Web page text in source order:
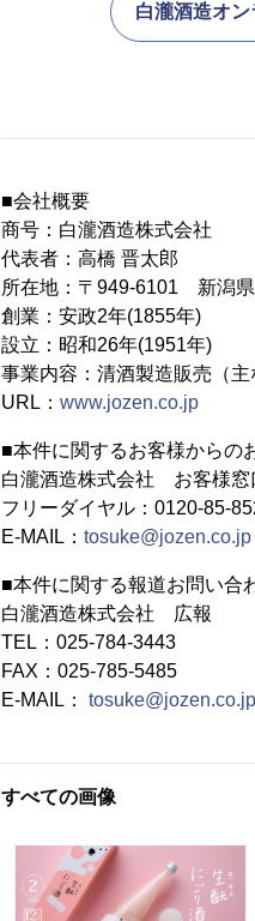
白瀧酒造オ
■会社概要
商号：白瀧酒造株式会社
代表者：高橋 晋太郎
所在地：〒949-6101 新潟
創業：安政2年(1855年)
設立：昭和26年(1951年)
事業内容：清酒製造販売（
URL： www.jozen.co.jp
■本件に関するお客様からの
白瀧酒造株式会社 お客様窓
フリーダイヤル：0120-85-
E-MAIL： tosuke@jozen.co.jp
■本件に関する報道お問い合
白瀧酒造株式会社 広報
TEL：025-784-3443
FAX：025-785-5485
E-MAIL： tosuke@jozen.co.jp
すべての画像